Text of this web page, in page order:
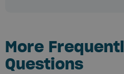
More
Questions